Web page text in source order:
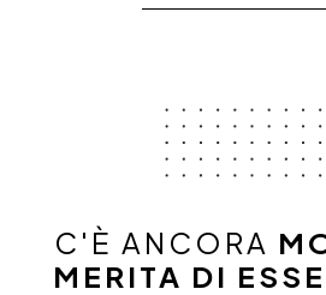
C'È ANCORA
MERITA DI